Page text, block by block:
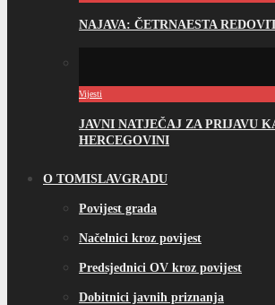
NAJAVA: ČETRNAESTA
Vijesti
JAVNI NATJEČAJ ZA PRIJAVU
HERCEGOVINI
O TOMISLAVGRADU
Povijest grada
Načelnici kroz povijest
Predsjednici OV kroz povijest
Dobitnici javnih priznanja